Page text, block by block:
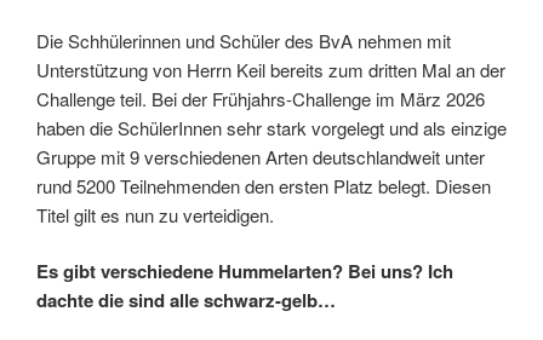
Die Schhülerinnen und Schüler des BvA nehmen mit
Unterstützung von Herrn Keil bereits zum dritten Mal an der
Challenge teil. Bei der Frühjahrs-Challenge im März 2026
haben die SchülerInnen sehr stark vorgelegt und als einzige
Gruppe mit 9 verschiedenen Arten deutschlandweit unter
rund 5200 Teilnehmenden den ersten Platz belegt. Diesen
Titel gilt es nun zu verteidigen.
Es gibt verschiedene Hummelarten? Bei uns? Ich
dachte die sind alle schwarz-gelb…